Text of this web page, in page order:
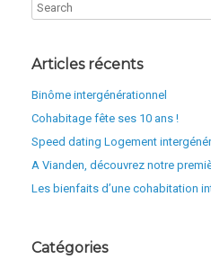
Articles récents
Binôme intergénérationnel
Cohabitage fête ses 10 ans !
Speed dating Logement
A Vianden, découvrez notre
Les bienfaits d’une cohabitation
Catégories